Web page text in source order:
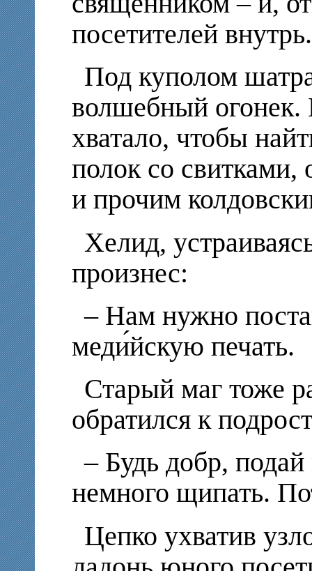
посетителей внутрь.
Под куполом
волшебный огонек.
хватало, чтобы
полок со свитками,
и прочим
Хелид,
произнес:
– Нам нужно
меди́йскую печать.
Старый маг тоже
обратился к
– Будь добр,
немного щипать.
Цепко ухватив